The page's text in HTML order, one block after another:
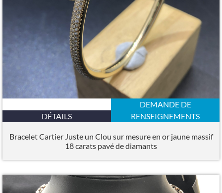
DÉTAILS
DEMANDE DE
RENSEIGNEMENTS
Bracelet Cartier Juste un Clou sur mesure en or jaune massif
18 carats pavé de diamants